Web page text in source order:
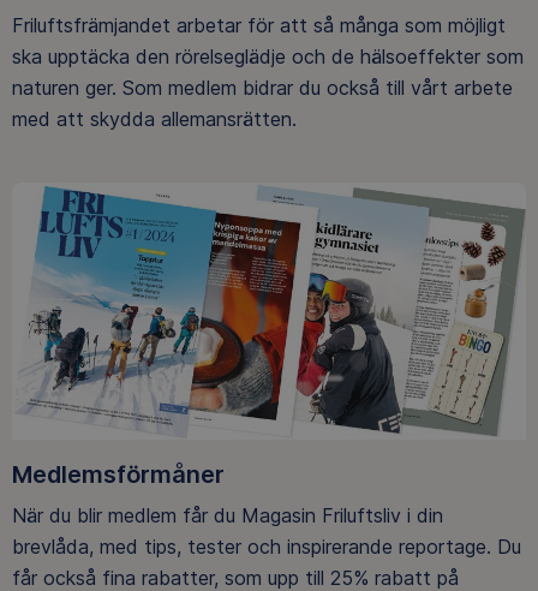
Friluftsfrämjandet arbetar för att så många som möjligt
ska upptäcka den rörelseglädje och de hälsoeffekter som
naturen ger. Som medlem bidrar du också till vårt arbete
med att skydda allemansrätten.
Medlemsförmåner
När du blir medlem får du Magasin Friluftsliv i din
brevlåda, med tips, tester och inspirerande reportage. Du
får också fina rabatter, som upp till 25% rabatt på